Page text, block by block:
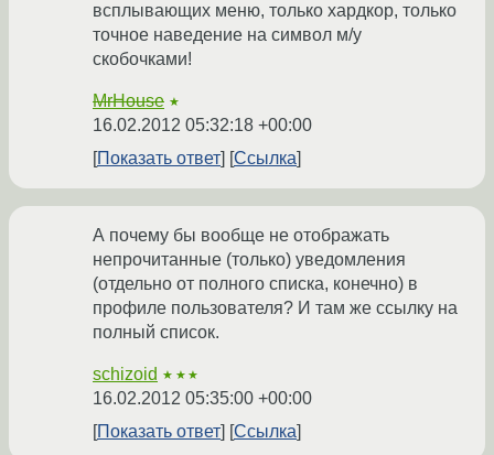
всплывающих меню, только хардкор, только
точное наведение на символ м/у
скобочками!
MrHouse ★
16.02.2012 05:32:18 +00:00
Показать ответ
Ссылка
А почему бы вообще не отображать
непрочитанные (только) уведомления
(отдельно от полного списка, конечно) в
профиле пользователя? И там же ссылку на
полный список.
schizoid ★★★
16.02.2012 05:35:00 +00:00
Показать ответ
Ссылка